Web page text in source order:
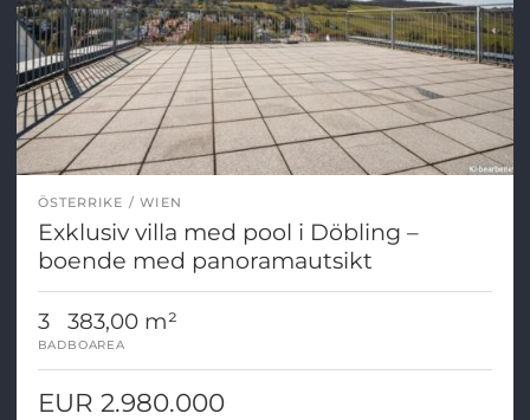
ÖSTERRIKE WIEN
Exklusiv villa med pool i Döbling –
boende med panoramautsikt
3
BAD
383,00 m²
BOAREA
EUR 2.980.000